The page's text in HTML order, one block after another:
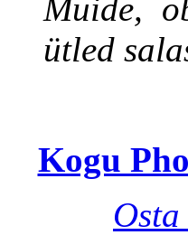
Muide,
ütled
Kogu